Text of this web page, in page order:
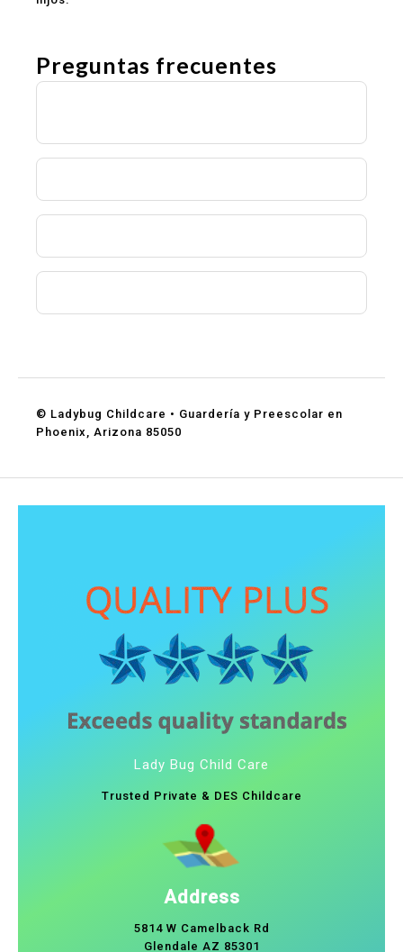
Preguntas frecuentes
© Ladybug Childcare • Guardería y Preescolar en
Phoenix, Arizona 85050
Lady Bug Child Care
Trusted Private & DES Childcare
Address
5814 W Camelback Rd
Glendale AZ 85301